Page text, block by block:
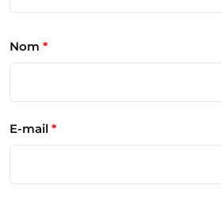
Nom *
E-mail *